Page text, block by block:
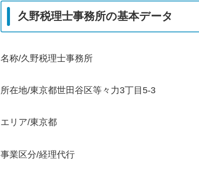
久野税理士事務所の基本データ
名称/久野税理士事務所
所在地/東京都世田谷区等々力3丁目5-3
エリア/東京都
事業区分/経理代行